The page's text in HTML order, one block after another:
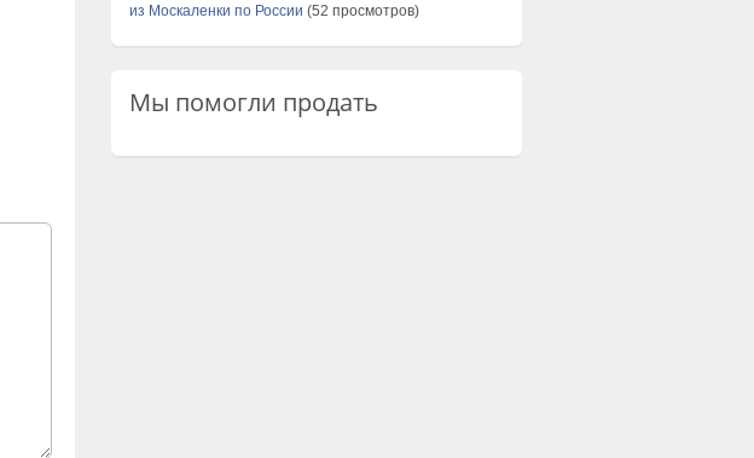
из Москаленки по России (52 просмотров)
Мы помогли продать